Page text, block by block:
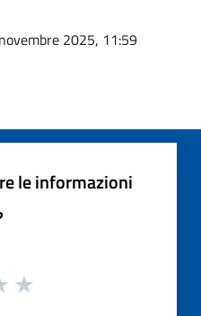
2025, 11:59
le informazioni